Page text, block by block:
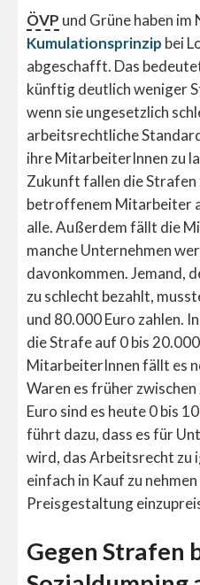
ÖVP und Grüne haben
Kumulationsprinzip bei
abgeschafft. Das
künftig deutlich weniger
wenn sie ungesetzlich
arbeitsrechtliche
ihre MitarbeiterInnen zu
Zukunft fallen die Strafen
betroffenem Mitarbeiter
alle. Außerdem fällt die
manche Unternehmen
davonkommen. Jemand,
zu schlecht bezahlt,
und 80.000 Euro zahlen.
die Strafe auf 0 bis
MitarbeiterInnen fällt es
Waren es früher
Euro sind es heute 0 bis
führt dazu, dass es für
wird, das Arbeitsrecht zu
einfach in Kauf zu
Preisgestaltung
Gegen Strafen